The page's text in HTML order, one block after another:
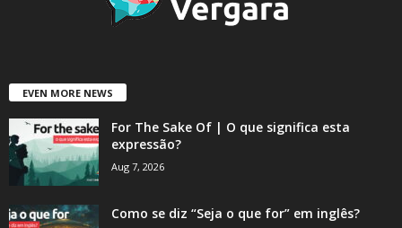
EVEN MORE NEWS
For The Sake Of | O que significa esta
expressão?
Aug 7, 2026
Como se diz “Seja o que for” em inglês?